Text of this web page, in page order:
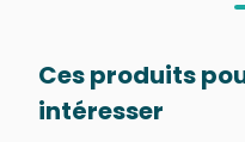
Ces produits
intéresser